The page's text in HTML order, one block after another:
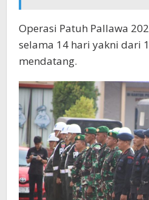
Operasi Patuh Pallawa
selama 14 hari yakni dari
mendatang.